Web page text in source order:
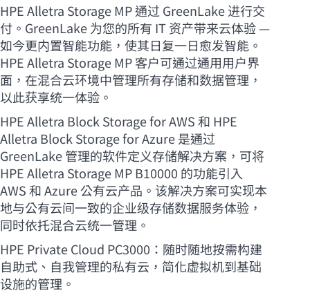
HPE Alletra Storage MP 通过 GreenLake 进行交
付。GreenLake 为您的所有 IT 资产带来云体验 —
如今更内置智能功能，使其日复一日愈发智能。
HPE Alletra Storage MP 客户可通过通用用户界
面，在混合云环境中管理所有存储和数据管理，
以此获享统一体验。
HPE Alletra Block Storage for AWS 和 HPE
Alletra Block Storage for Azure 是通过
GreenLake 管理的软件定义存储解决方案，可将
HPE Alletra Storage MP B10000 的功能引入
AWS 和 Azure 公有云产品。该解决方案可实现本
地与公有云间一致的企业级存储数据服务体验，
同时依托混合云统一管理。
HPE Private Cloud PC3000：随时随地按需构建
自助式、自我管理的私有云，简化虚拟机到基础
设施的管理。